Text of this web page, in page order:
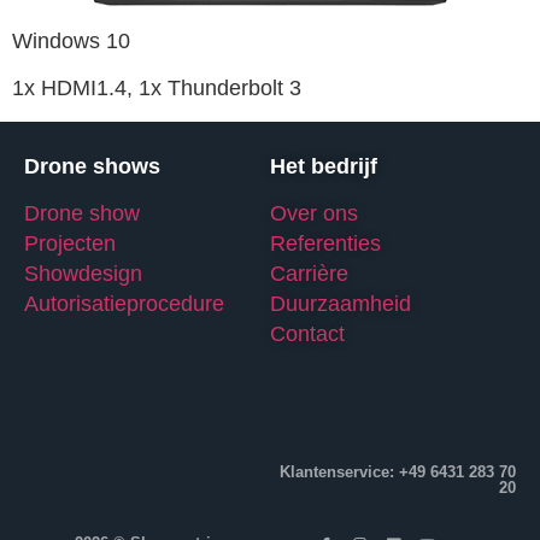
Windows 10
1x HDMI1.4, 1x Thunderbolt 3
Drone shows
Drone show
Projecten
Showdesign
Autorisatieprocedure
Het bedrijf
Over ons
Referenties
Carrière
Duurzaamheid
Contact
Klantenservice: +49 6431 283 70
20